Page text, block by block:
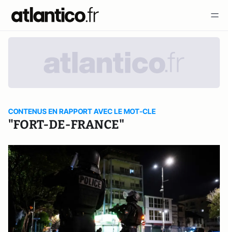
CONTENUS EN RAPPORT AVEC LE MOT-CLE
"FORT-DE-FRANCE"